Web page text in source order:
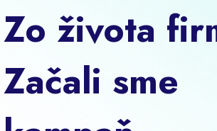
Podpora
O nás
Zo života
Začali sme